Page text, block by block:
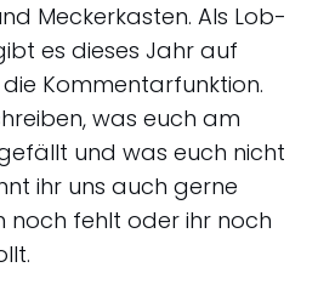
Meckerkasten. Als Lob-
es dieses Jahr auf
Kommentarfunktion.
was euch am
und was euch nicht
ihr uns auch gerne
noch fehlt oder ihr noch